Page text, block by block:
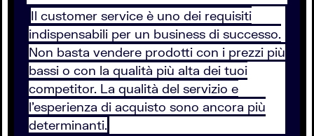
Il customer service è uno dei requisiti
indispensabili per un business di successo.
Non basta vendere prodotti con i prezzi più
bassi o con la qualità più alta dei tuoi
competitor. La qualità del servizio e
l’esperienza di acquisto sono ancora più
determinanti.